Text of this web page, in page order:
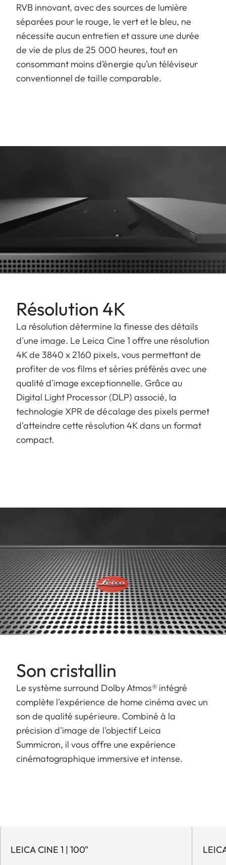
RVB innovant, avec des sources de lumière
séparées pour le rouge, le vert et le bleu, ne
nécessite aucun entretien et assure une durée
de vie de plus de 25 000 heures, tout en
consommant moins d’énergie qu’un téléviseur
conventionnel de taille comparable.
Résolution 4K
La résolution détermine la finesse des détails
d'une image. Le Leica Cine 1 offre une résolution
4K de 3840 x 2160 pixels, vous permettant de
profiter de vos films et séries préférés avec une
qualité d'image exceptionnelle. Grâce au
Digital Light Processor (DLP) associé, la
technologie XPR de décalage des pixels permet
d'atteindre cette résolution 4K dans un format
compact.
Son cristallin
Le système surround Dolby Atmos® intégré
complète l'expérience de home cinéma avec un
son de qualité supérieure. Combiné à la
précision d'image de l'objectif Leica
Summicron, il vous offre une expérience
cinématographique immersive et intense.
LEICA CINE 1 | 100"